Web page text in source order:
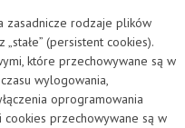
zasadnicze rodzaje plików
„stałe” (persistent cookies).
które przechowywane są w
wylogowania,
oprogramowania
cookies przechowywane są w